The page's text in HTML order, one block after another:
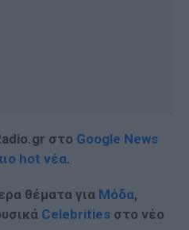
στο Google News
hot νέα.
θέματα για Μόδα,
Celebrities στο νέο